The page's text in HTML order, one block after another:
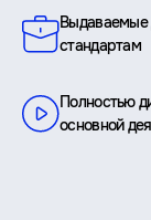
Выдаваемые
стандартам
Полностью
основной